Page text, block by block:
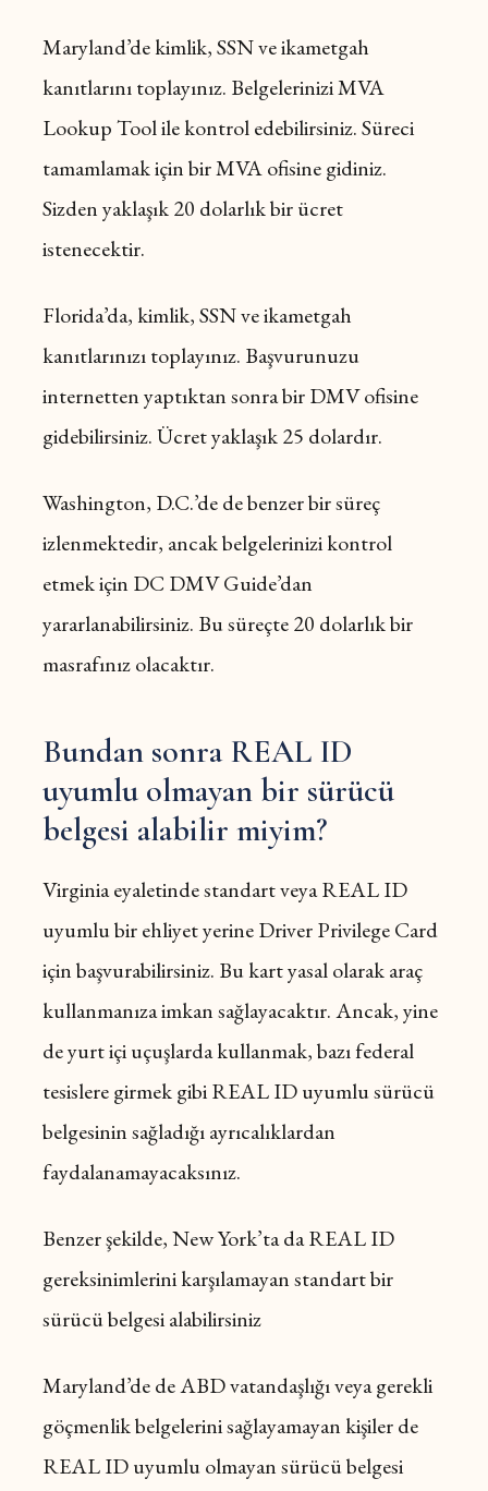
Maryland’de kimlik, SSN ve ikametgah
kanıtlarını toplayınız. Belgelerinizi MVA
Lookup Tool ile kontrol edebilirsiniz. Süreci
tamamlamak için bir MVA ofisine gidiniz.
Sizden yaklaşık 20 dolarlık bir ücret
istenecektir.
Florida’da, kimlik, SSN ve ikametgah
kanıtlarınızı toplayınız. Başvurunuzu
internetten yaptıktan sonra bir DMV ofisine
gidebilirsiniz. Ücret yaklaşık 25 dolardır.
Washington, D.C.’de de benzer bir süreç
izlenmektedir, ancak belgelerinizi kontrol
etmek için DC DMV Guide’dan
yararlanabilirsiniz. Bu süreçte 20 dolarlık bir
masrafınız olacaktır.
Bundan sonra REAL ID
uyumlu olmayan bir sürücü
belgesi alabilir miyim?
Virginia eyaletinde standart veya REAL ID
uyumlu bir ehliyet yerine Driver Privilege Card
için başvurabilirsiniz. Bu kart yasal olarak araç
kullanmanıza imkan sağlayacaktır. Ancak, yine
de yurt içi uçuşlarda kullanmak, bazı federal
tesislere girmek gibi REAL ID uyumlu sürücü
belgesinin sağladığı ayrıcalıklardan
faydalanamayacaksınız.
Benzer şekilde, New York’ta da REAL ID
gereksinimlerini karşılamayan standart bir
sürücü belgesi alabilirsiniz
Maryland’de de ABD vatandaşlığı veya gerekli
göçmenlik belgelerini sağlayamayan kişiler de
REAL ID uyumlu olmayan sürücü belgesi